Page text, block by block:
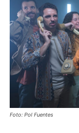
Foto: Pol Fuentes